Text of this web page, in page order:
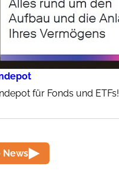
für Fonds und ETFs!
News